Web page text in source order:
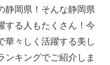
岡県！そんな静岡県
する人もたくさん！今
華々しく活躍する美し
ンキングでご紹介しま